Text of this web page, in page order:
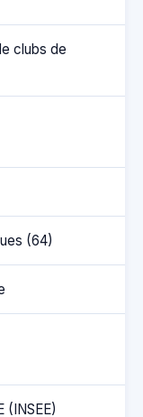
clubs de
(64)
(INSEE)